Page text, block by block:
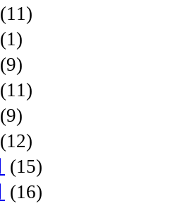
(11)
(1)
(9)
(11)
(9)
(12)
(15)
(16)